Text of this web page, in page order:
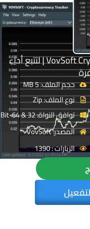
تحميل برنامج VovSoft Cryptocurrency Tracker | لتتبع أداء
حجم الملف: 5 MB
نوع الملف: Zip
توافق النواة: 32 & 64-Bit
المصدر: VovSoft
الزيارات : 1390